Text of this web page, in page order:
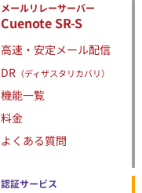
メールリレーサーバー
Cuenote SR-S
高速・安定メール配信
DR （ディザスタリカバリ）
機能一覧
料金
よくある質問
認証サービス